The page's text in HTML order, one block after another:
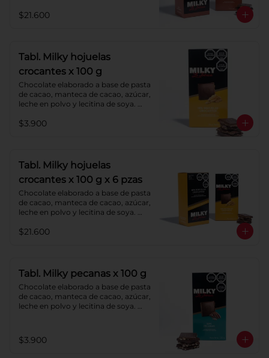
cacao: 40%.
$21.600
Tabl. Milky hojuelas
crocantes x 100 g
Chocolate elaborado a base de pasta
de cacao, manteca de cacao, azúcar,
leche en polvo y lecitina de soya.
Porcentaje de cacao: 40%.
$3.900
Tabl. Milky hojuelas
crocantes x 100 g x 6 pzas
Chocolate elaborado a base de pasta
de cacao, manteca de cacao, azúcar,
leche en polvo y lecitina de soya.
Porcentaje de cacao: 40%.
$21.600
Tabl. Milky pecanas x 100 g
Chocolate elaborado a base de pasta
de cacao, manteca de cacao, azúcar,
leche en polvo y lecitina de soya.
$3.900